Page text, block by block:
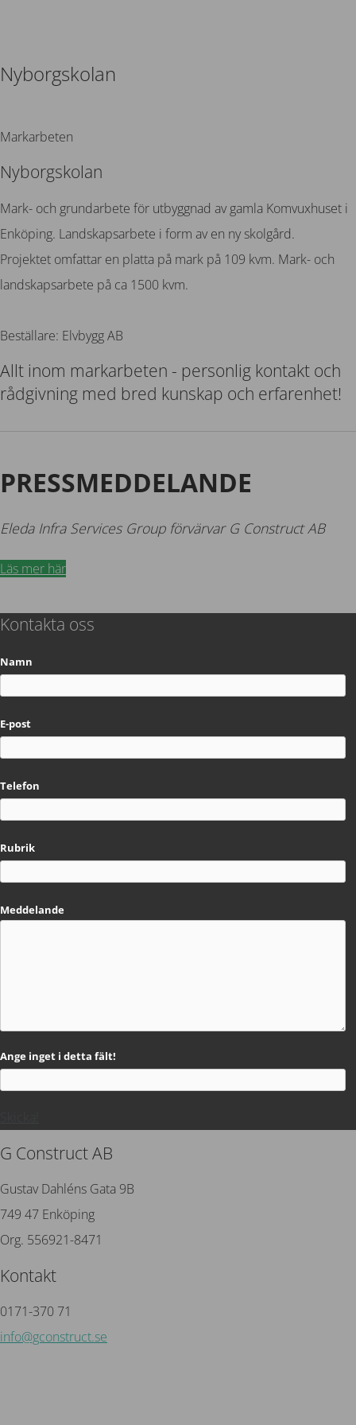
Nyborgskolan
Markarbeten
Nyborgskolan
Mark- och grundarbete för utbyggnad av gamla Komvuxhuset i
Enköping. Landskapsarbete i form av en ny skolgård.
Projektet omfattar en platta på mark på 109 kvm. Mark- och
landskapsarbete på ca 1500 kvm.
Beställare: Elvbygg AB
Allt inom markarbeten - personlig kontakt och
rådgivning med bred kunskap och erfarenhet!
PRESSMEDDELANDE
Eleda Infra Services Group förvärvar G Construct AB
Läs mer här
Kontakta oss
Namn
E-post
Telefon
Rubrik
Meddelande
Ange inget i detta fält!
G Construct AB
Gustav Dahléns Gata 9B
749 47 Enköping
Org. 556921-8471
Kontakt
0171-370 71
info@gconstruct.se